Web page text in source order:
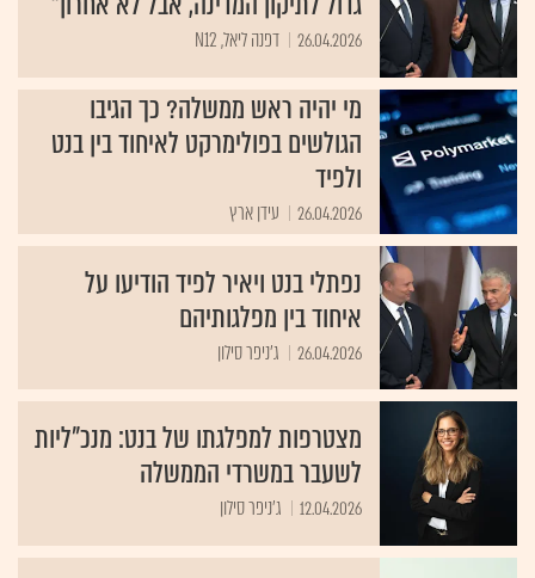
26.04.2026 דפנה ליאל, N12
מי יהיה ראש ממשלה? כך הגיבו
הגולשים בפולימרקט לאיחוד בין בנט
ולפיד
26.04.2026 עידן ארץ
נפתלי בנט ויאיר לפיד הודיעו על
איחוד בין מפלגותיהם
26.04.2026 ג'ניפר סילון
מצטרפות למפלגתו של בנט: מנכ"ליות
לשעבר במשרדי הממשלה
12.04.2026 ג'ניפר סילון